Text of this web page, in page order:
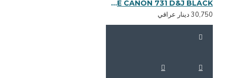
CARTRIDGE CANON 731 D&J BLACK
دينار عراقي